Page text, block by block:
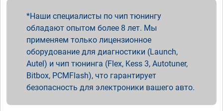
Наши специалисты по чип тюнингу
обладают опытом более 8 лет. Мы
применяем только лицензионное
оборудование для диагностики (Launch,
Autel) и чип тюнинга (Flex, Kess 3, Autotuner,
Bitbox, PCMFlash), что гарантирует
безопасность для электроники вашего авто.